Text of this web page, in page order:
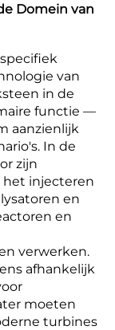
Domein van
van
in de
functie —
aanzienlijk
In de
zijn
het injecteren
en
en
verwerken.
afhankelijk
moeten
turbines